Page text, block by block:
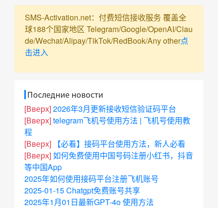
SMS-Activation.net：付费短信接收服务 覆盖全
球188个国家地区 Telegram/Google/OpenAI/Clau
de/Wechat/Alipay/TikTok/RedBook/Any other点
击进入
Последние новости
[Вверх]2026年3月更新接收短信验证码平台
[Вверх]telegram飞机号使用方法 | 飞机号使用教
程
[Вверх]
【必看】接码平台使用方法，新人必看
[Вверх]如何免费使用中国号码注册小红书，抖音
等中国App
2025年如何使用接码平台注册飞机账号
2025-01-15 Chatgpt免费账号共享
2025年1月01日最新GPT-4o 使用方法